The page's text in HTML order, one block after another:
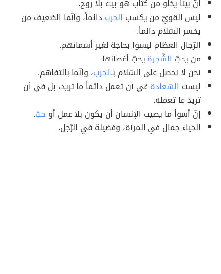
إنّ بيتاً يخلو من كتاب هو بيت بلا روح.
ليس القويّ من يكسب الحربدائماً، وإنّما الضعيف من
يخسر السّلام دائماً.
الرّجال العظام ليسوا بحاجة لغير أسمائهم.
من يحبّ الشّجرة يحبّ أغصانها.
نحن لا نحصل على السّلام بـالحرب، وإنّما بالتفاهم.
ليست السّعادة في أن تعمل دائماً ما تريد، بل في أن
تريد ما تعمله.
إنّ أسوأ ما يصيب الإنسان أن يكون بلا عمل أوحبّ.
الحياء جمال في المرأة، وفضيلة في الرّجل.